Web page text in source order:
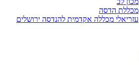
מכללת הדסה
עזריאלי מכללה אקדמית להנדסה ירושלים